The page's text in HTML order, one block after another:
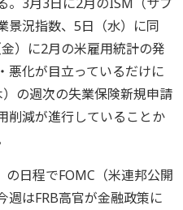
景況指数、5日（水）に同
）に2月の米雇用統計の発
悪化が目立っているだけに
の週次の失業保険新規申請
削減が進行していることか
日程でFOMC（米連邦公開
週はFRB高官が金融政策に